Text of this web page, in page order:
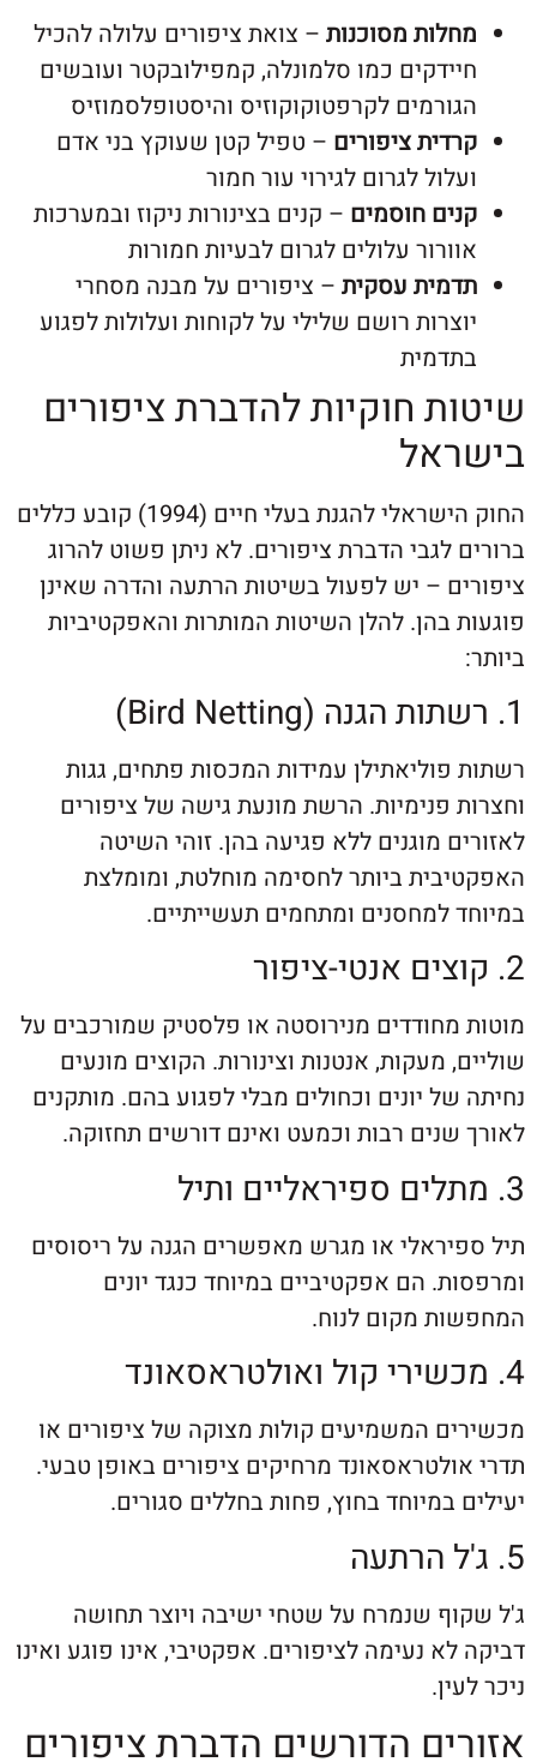
מסוכנות– צואת ציפורים עלולה להכיל
כמו סלמונלה, קמפילובקטר ועובשים
לקרפטוקוקוזיס והיסטופלסמוזיס
ציפורים– טפיל קטן שעוקץ בני אדם
לגרום לגירוי עור חמור
חוסמים – קנים בצינורות ניקוז ובמערכות
עלולים לגרום לבעיות חמורות
עסקית– ציפורים על מבנה מסחרי
רושם שלילי על לקוחות ועלולות לפגוע
חוקיות להדברת ציפורים
החוק הישראלי להגנת בעלי חיים (1994) קובע כללים
לגבי הדברת ציפורים. לא ניתן פשוט להרוג
– יש לפעול בשיטות הרתעה והדרה שאינן
בהן. להלן השיטות המותרות והאפקטיביות
עמידות המכסות פתחים, גגות
פנימיות. הרשת מונעת גישה של ציפורים
מוגנים ללא פגיעה בהן. זוהי השיטה
ביותר לחסימה מוחלטת, ומומלצת
למחסנים ומתחמים תעשייתיים.
מנירוסטה או פלסטיק שמורכבים על
מעקות, אנטנות וצינורות. הקוצים מונעים
יונים וכחולים מבלי לפגוע בהם. מותקנים
רבות וכמעט ואינם דורשים תחזוקה.
או מגרש מאפשרים הגנה על ריסוסים
הם אפקטיביים במיוחד כנגד יונים
מקום לנוח.
המשמיעים קולות מצוקה של ציפורים או
מרחיקים ציפורים באופן טבעי.
במיוחד בחוץ, פחות בחללים סגורים.
שנמרח על שטחי ישיבה ויוצר תחושה
נעימה לציפורים. אפקטיבי, אינו פוגע ואינו
הדורשים הדברת ציפורים